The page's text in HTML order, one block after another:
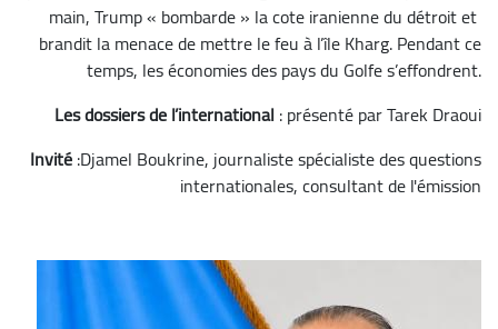
main, Trump « bombarde » la cote iranienne du détroit et
brandit la menace de mettre le feu à l’île Kharg. Pendant ce
temps, les économies des pays du Golfe s’effondrent.
Les dossiers de l’international: présenté par Tarek Draoui
Invité:Djamel Boukrine, journaliste spécialiste des questions
internationales, consultant de l'émission